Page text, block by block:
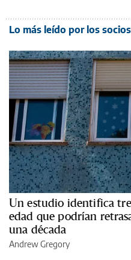
Lo más leído por los socios
Un estudio identifica
edad que podrían
una década
Andrew Gregory